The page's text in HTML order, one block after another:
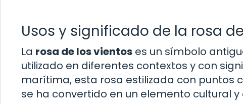
Usos y significado de la rosa
La rosa de los vientos es un símbolo
utilizado en diferentes contextos y con
marítima, esta rosa estilizada con puntos
se ha convertido en un elemento cultural